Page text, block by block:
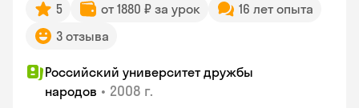
5 от 1880 ₽ за урок
16 лет опыта
3 отзыва
Российский университет дружбы
народов • 2008 г.